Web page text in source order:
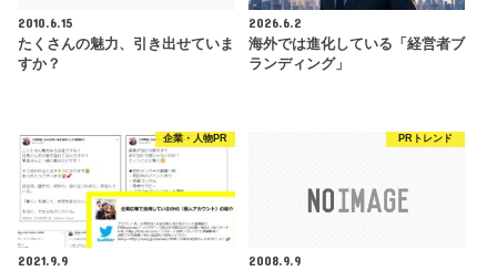
2010.6.15
たくさんの魅力、引き出せていま
すか？
2026.6.2
海外では進化している「経営者ブ
ランディング」
企業・人物PR
2021.9.9
PRトレンド
2008.9.9